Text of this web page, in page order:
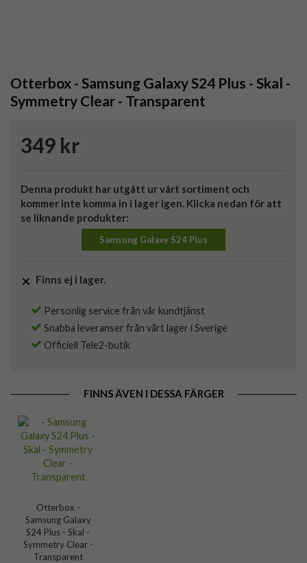
Otterbox - Samsung Galaxy S24 Plus - Skal -
Symmetry Clear - Transparent
349 kr
Denna produkt har utgått ur vårt sortiment och
kommer inte komma in i lager igen. Klicka nedan för att
se liknande produkter:
Samsung Galaxy S24 Plus
Finns ej i lager.
Personlig service från vår kundtjänst
Snabba leveranser från vårt lager i Sverige
Officiell Tele2-butik
FINNS ÄVEN I DESSA FÄRGER
Otterbox -
Samsung Galaxy
S24 Plus - Skal -
Symmetry Clear -
Transparent